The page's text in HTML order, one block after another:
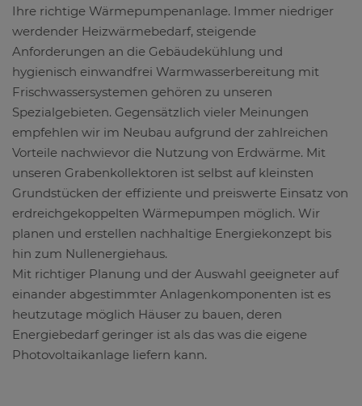
Ihre richtige Wärmepumpenanlage. Immer niedriger
werdender Heizwärmebedarf, steigende
Anforderungen an die Gebäudekühlung und
hygienisch einwandfrei Warmwasserbereitung mit
Frischwassersystemen gehören zu unseren
Spezialgebieten. Gegensätzlich vieler Meinungen
empfehlen wir im Neubau aufgrund der zahlreichen
Vorteile nachwievor die Nutzung von Erdwärme. Mit
unseren Grabenkollektoren ist selbst auf kleinsten
Grundstücken der effiziente und preiswerte Einsatz von
erdreichgekoppelten Wärmepumpen möglich. Wir
planen und erstellen nachhaltige Energiekonzept bis
hin zum Nullenergiehaus.
Mit richtiger Planung und der Auswahl geeigneter auf
einander abgestimmter Anlagenkomponenten ist es
heutzutage möglich Häuser zu bauen, deren
Energiebedarf geringer ist als das was die eigene
Photovoltaikanlage liefern kann.